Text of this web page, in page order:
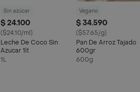
Sin azúcar
$ 24.100
($24.10/ml)
Leche De Coco Sin
Azucar 1lt
1L
Vegano
$ 34.590
($57.65/g)
Pan De Arroz Tajado
600gr
600g